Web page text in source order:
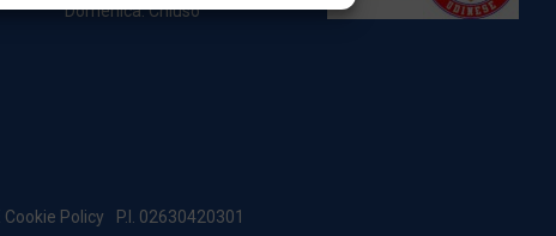
Domenica: Chiuso
Cookie Policy P.I. 02630420301